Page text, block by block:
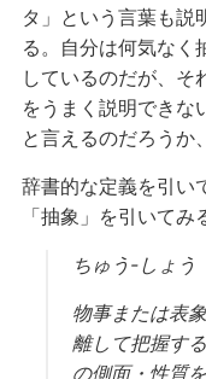
タ」という言葉も説
る。自分は何気なく
しているのだが、そ
をうまく説明できな
と言えるのだろうか
辞書的な定義を引い
「抽象」を引いてみ
ちゅう-しょう
物事または表
離して把握す
の側面・性質